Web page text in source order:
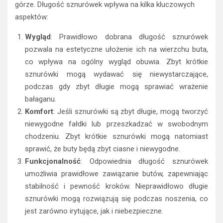
górze. Długość sznurówek wpływa na kilka kluczowych
aspektów:
Wygląd: Prawidłowo dobrana długość sznurówek
pozwala na estetyczne ułożenie ich na wierzchu buta,
co wpływa na ogólny wygląd obuwia. Zbyt krótkie
sznurówki mogą wydawać się niewystarczające,
podczas gdy zbyt długie mogą sprawiać wrażenie
bałaganu.
Komfort: Jeśli sznurówki są zbyt długie, mogą tworzyć
niewygodne fałdki lub przeszkadzać w swobodnym
chodzeniu. Zbyt krótkie sznurówki mogą natomiast
sprawić, że buty będą zbyt ciasne i niewygodne.
Funkcjonalność: Odpowiednia długość sznurówek
umożliwia prawidłowe zawiązanie butów, zapewniając
stabilność i pewność kroków. Nieprawidłowo długie
sznurówki mogą rozwiązują się podczas noszenia, co
jest zarówno irytujące, jak i niebezpieczne.